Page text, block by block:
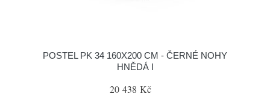
POSTEL PK 34 160X200 CM - ČERNÉ NOHY
HNĚDÁ I
20 438 Kč